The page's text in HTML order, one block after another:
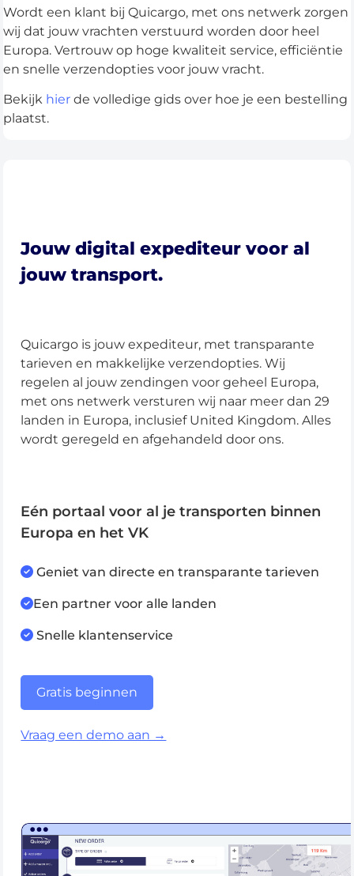
Wordt een klant bij Quicargo, met ons netwerk zorgen
wij dat jouw vrachten verstuurd worden door heel
Europa. Vertrouw op hoge kwaliteit service, efficiëntie
en snelle verzendopties voor jouw vracht.
Bekijk hier de volledige gids over hoe je een bestelling
plaatst.
Jouw digital expediteur voor al
jouw transport.
Quicargo is jouw expediteur, met transparante
tarieven en makkelijke verzendopties. Wij
regelen al jouw zendingen voor geheel Europa,
met ons netwerk versturen wij naar meer dan 29
landen in Europa, inclusief United Kingdom. Alles
wordt geregeld en afgehandeld door ons.
Eén portaal voor al je transporten binnen
Europa en het VK
Geniet van directe en transparante tarieven
Een partner voor alle landen
Snelle klantenservice
Gratis beginnen
Vraag een demo aan →